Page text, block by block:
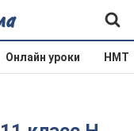
Онлайн уроки НМТ